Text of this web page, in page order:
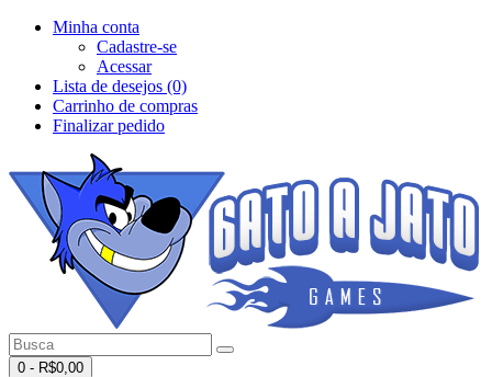
Minha conta
Cadastre-se
Acessar
Lista de desejos (0)
Carrinho de compras
Finalizar pedido
0 - R$0,00